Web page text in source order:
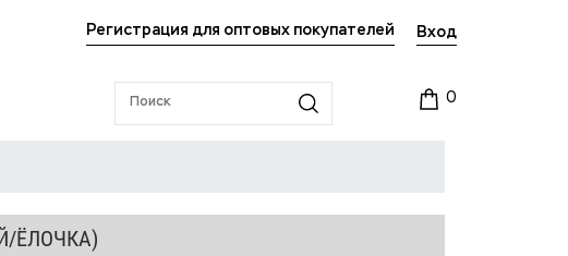
Регистрация для оптовых покупателей Вход
0
ЁЛОЧКА)